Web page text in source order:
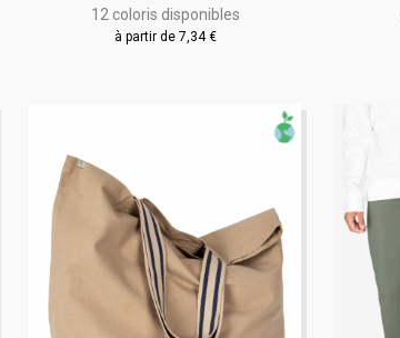
12 coloris disponibles
à partir de 7,34 €